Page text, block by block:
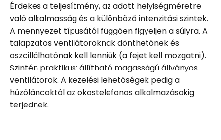
Érdekes a teljesítmény, az adott helyiségméretre
való alkalmasság és a különböző intenzitási szintek.
A mennyezet típusától függően figyeljen a súlyra. A
talapzatos ventilátoroknak dönthetőnek és
oszcillálhatónak kell lenniük (a fejet kell mozgatni).
Szintén praktikus: állítható magasságú állványos
ventilátorok. A kezelési lehetőségek pedig a
húzóláncoktól az okostelefonos alkalmazásokig
terjednek.